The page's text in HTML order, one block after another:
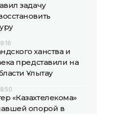
задачу
ханства и
представили на
Ұлытау
«Казахтелекома»
опорой в